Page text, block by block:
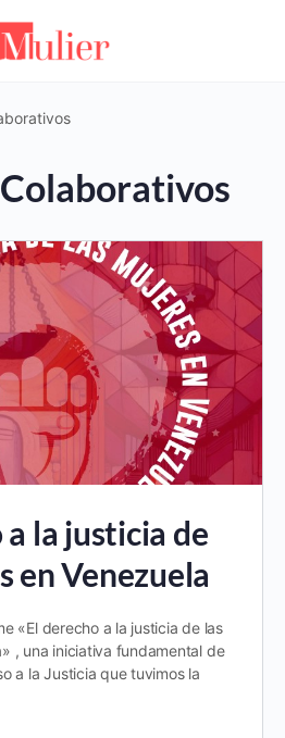
Colaborativos
a la justicia de
en Venezuela
«El derecho a la justicia de las
, una iniciativa fundamental de
a la Justicia que tuvimos la